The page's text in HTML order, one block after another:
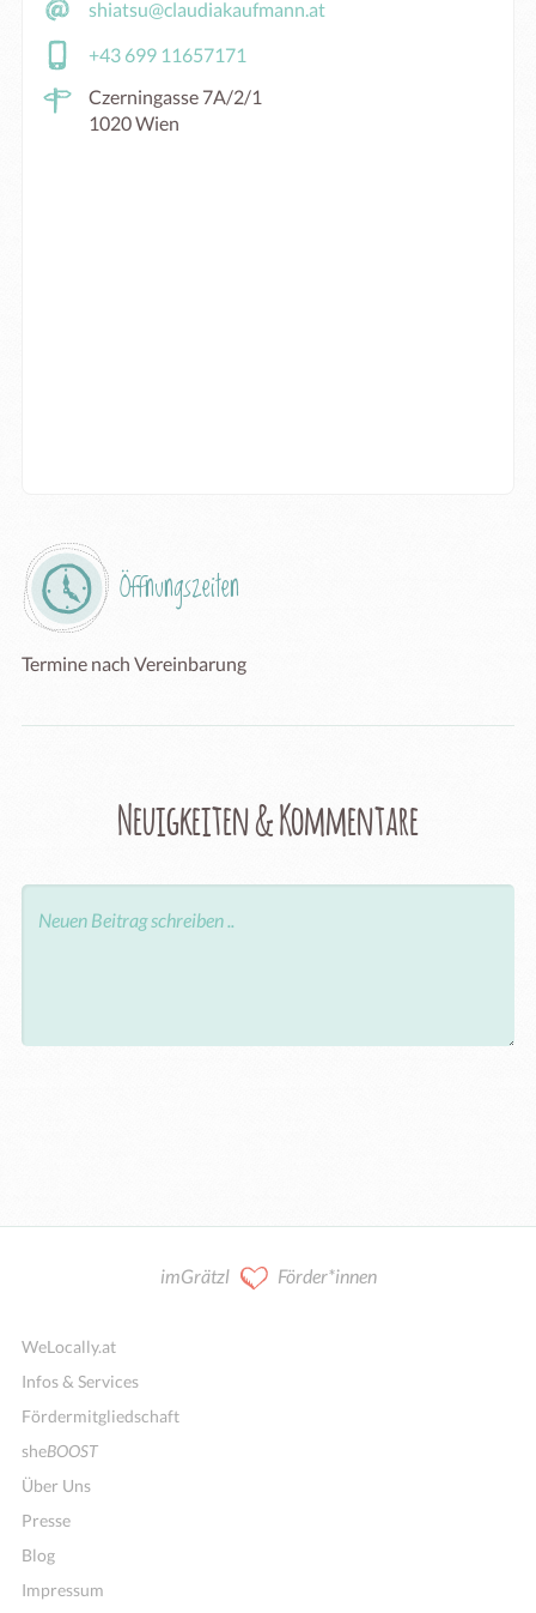
shiatsu@claudiakaufmann.at
+43 699 11657171
Czerningasse 7A/2/1
1020 Wien
Öffnungszeiten
Termine nach Vereinbarung
Neuigkeiten & Kommentare
imGrätzl Förder*innen
WeLocally.at
Infos & Services
Fördermitgliedschaft
sheBOOST
Über Uns
Presse
Blog
Impressum